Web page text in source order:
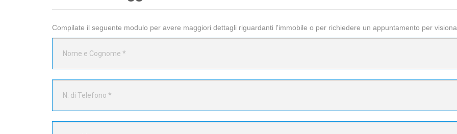
Compilate il seguente modulo per avere maggiori dettagli riguardanti l'immobile o per richiedere un appuntamento per